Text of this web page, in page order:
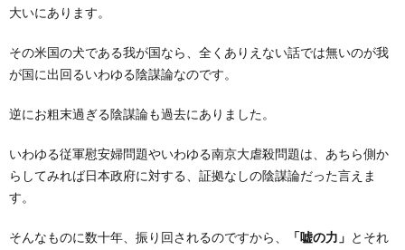
大いにあります。
その米国の犬である我が国なら、全くありえない話では無いのが我
が国に出回るいわゆる陰謀論なのです。
逆にお粗末過ぎる陰謀論も過去にありました。
いわゆる従軍慰安婦問題やいわゆる南京大虐殺問題は、あちら側か
らしてみれば日本政府に対する、証拠なしの陰謀論だった言えま
す。
そんなものに数十年、振り回されるのですから、 「嘘の力」 とそれ